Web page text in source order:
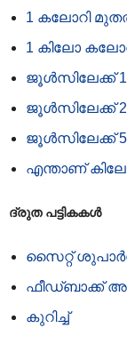
1 കലോറി
1 കിലോ
ജൂൾ‌സിലേക്ക്
ജൂൾ‌സിലേക്ക്
ജൂൾ‌സിലേക്ക്
എന്താണ്
ദ്രുത പട്ടികകൾ
സൈറ്റ്
ഫീഡ്‌ബാക്ക്
കുറിച്ച്